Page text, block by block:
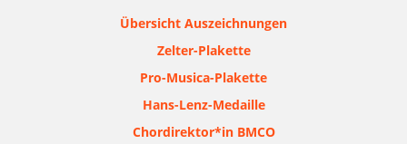
Übersicht Auszeichnungen
Zelter-Plakette
Pro-Musica-Plakette
Hans-Lenz-Medaille
Chordirektor*in BMCO